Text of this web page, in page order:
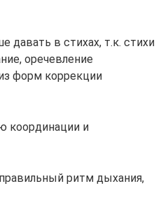
давать в стихах, т.к. стихи
оречевление
форм коррекции
координации и
ритм дыхания,